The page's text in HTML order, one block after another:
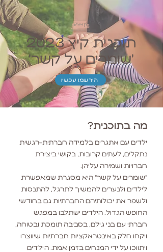
תוכנית קיץ 2023
'שומרים על קשר'
הירשמו עכשיו
מה בתוכנית?
ילדים עם אתגרים בלמידה חברתית-רגשית
נתקלים, לעתים קרובות, בקושי ביצירת
חברויות ושמירה עליהן.
"שומרים על קשר" היא מסגרת שמאפשרת
לילדים ולנערים להמשיך לתרגל, להתנסות
ולשפר את יכולותיהם החברתיות גם בחודשי
החופש הגדול. הילדים ישתלבו במפגש
חברתי עם בני גילם, בסביבה תומכת ובטוחה,
ויקחו חלק באינטראקציות חברתיות שיווצרו
ויתווכו על ידי המנחים בזמן אמת. הילדים